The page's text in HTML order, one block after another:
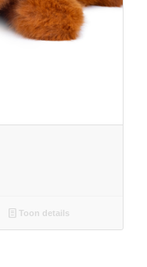
Toon details